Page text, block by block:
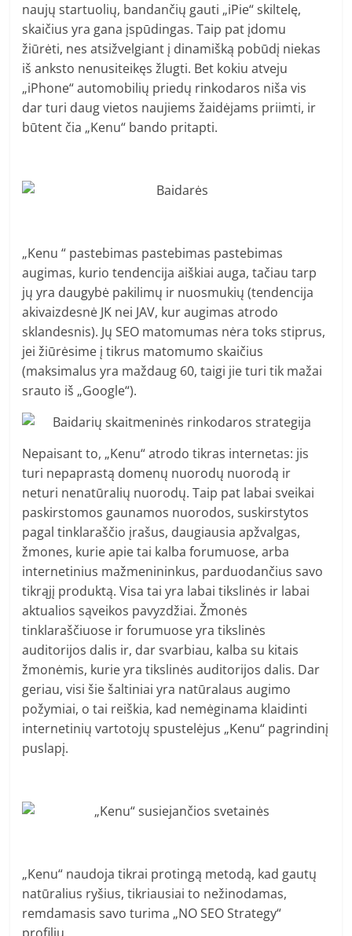
naujų startuolių, bandančių gauti „iPie“ skiltelę,
skaičius yra gana įspūdingas. Taip pat įdomu
žiūrėti, nes atsižvelgiant į dinamišką pobūdį niekas
iš anksto nenusiteikęs žlugti. Bet kokiu atveju
„iPhone“ automobilių priedų rinkodaros niša vis
dar turi daug vietos naujiems žaidėjams priimti, ir
būtent čia „Kenu“ bando pritapti.
„Kenu “ pastebimas pastebimas pastebimas
augimas, kurio tendencija aiškiai auga, tačiau tarp
jų yra daugybė pakilimų ir nuosmukių (tendencija
akivaizdesnė JK nei JAV, kur augimas atrodo
sklandesnis). Jų SEO matomumas nėra toks stiprus,
jei žiūrėsime į tikrus matomumo skaičius
(maksimalus yra maždaug 60, taigi jie turi tik mažai
srauto iš „Google“).
Nepaisant to, „Kenu“ atrodo tikras internetas: jis
turi nepaprastą domenų nuorodų nuorodą ir
neturi nenatūralių nuorodų. Taip pat labai sveikai
paskirstomos gaunamos nuorodos, suskirstytos
pagal tinklaraščio įrašus, daugiausia apžvalgas,
žmones, kurie apie tai kalba forumuose, arba
internetinius mažmenininkus, parduodančius savo
tikrąjį produktą. Visa tai yra labai tikslinės ir labai
aktualios sąveikos pavyzdžiai. Žmonės
tinklaraščiuose ir forumuose yra tikslinės
auditorijos dalis ir, dar svarbiau, kalba su kitais
žmonėmis, kurie yra tikslinės auditorijos dalis. Dar
geriau, visi šie šaltiniai yra natūralaus augimo
požymiai, o tai reiškia, kad nemėginama klaidinti
internetinių vartotojų spustelėjus „Kenu“ pagrindinį
puslapį.
„Kenu“ naudoja tikrai protingą metodą, kad gautų
natūralius ryšius, tikriausiai to nežinodamas,
remdamasis savo turima „NO SEO Strategy“